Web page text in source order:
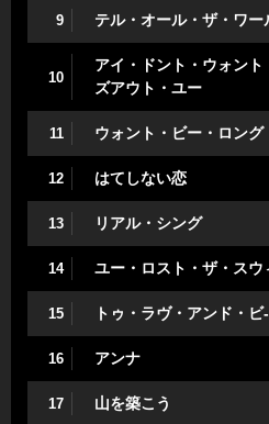
9 テル・オール・ザ・ワ
10
アイ・ドント・ウォン
ズアウト・ユー
11 ウォント・ビー・ロング
12 はてしない恋
13 リアル・シング
14 ユー・ロスト・ザ・スウ
15 トゥ・ラヴ・アンド・ビ
16 アンナ
17 山を築こう